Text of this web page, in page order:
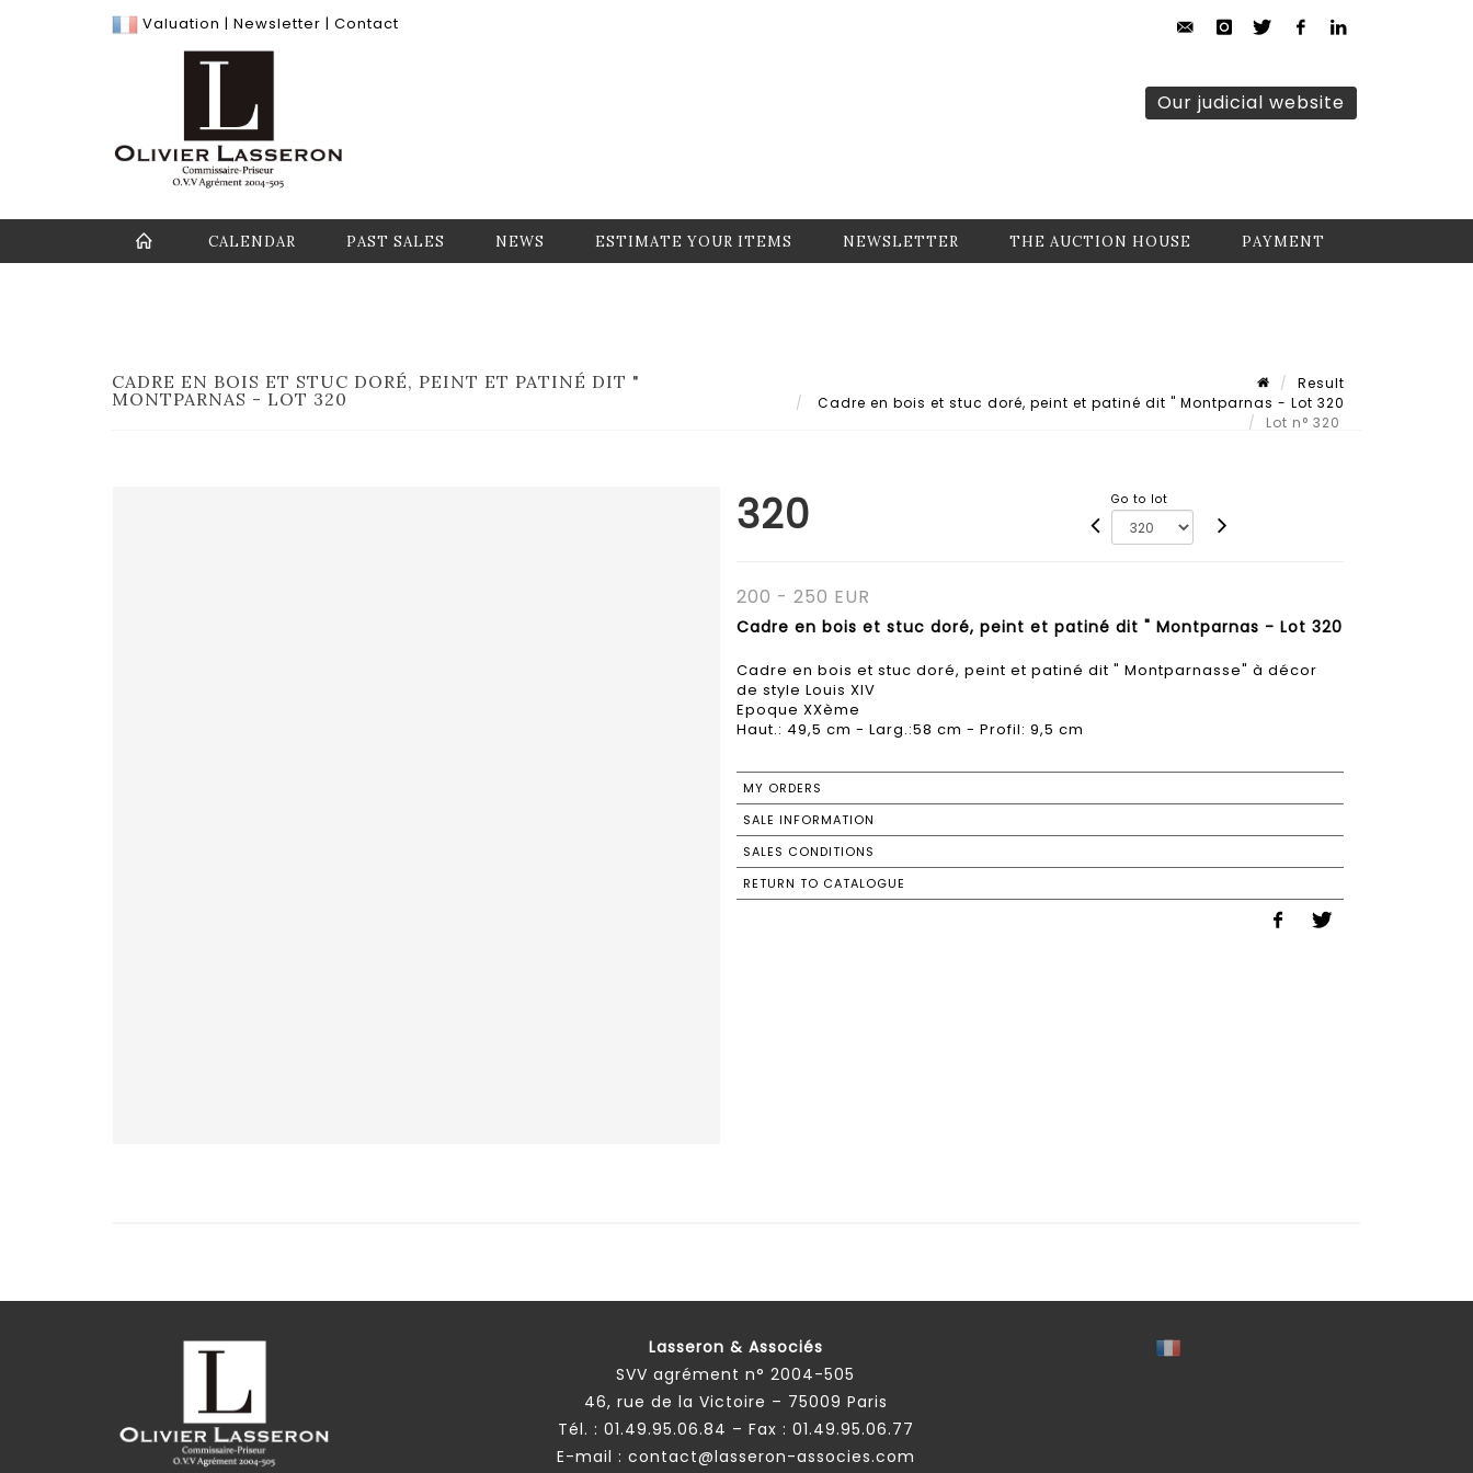
Valuation | Newsletter | Contact
Our judicial website
CALENDAR PAST SALES NEWS ESTIMATE YOUR ITEMS NEWSLETTER THE AUCTION HOUSE PAYMENT
CADRE EN BOIS ET STUC DORÉ, PEINT ET PATINÉ DIT "
MONTPARNAS - LOT 320
Result
Cadre en bois et stuc doré, peint et patiné dit " Montparnas - Lot 320
Lot n° 320
320 Go to lot
200 - 250 EUR
Cadre en bois et stuc doré, peint et patiné dit " Montparnas - Lot 320
Cadre en bois et stuc doré, peint et patiné dit " Montparnasse" à décor
de style Louis XIV
Epoque XXème
Haut.: 49,5 cm - Larg.:58 cm - Profil: 9,5 cm
MY ORDERS
SALE INFORMATION
SALES CONDITIONS
RETURN TO CATALOGUE
Lasseron & Associés
SVV agrément n° 2004-505
46, rue de la Victoire – 75009 Paris
Tél. : 01.49.95.06.84 – Fax : 01.49.95.06.77
E-mail : contact@lasseron-associes.com